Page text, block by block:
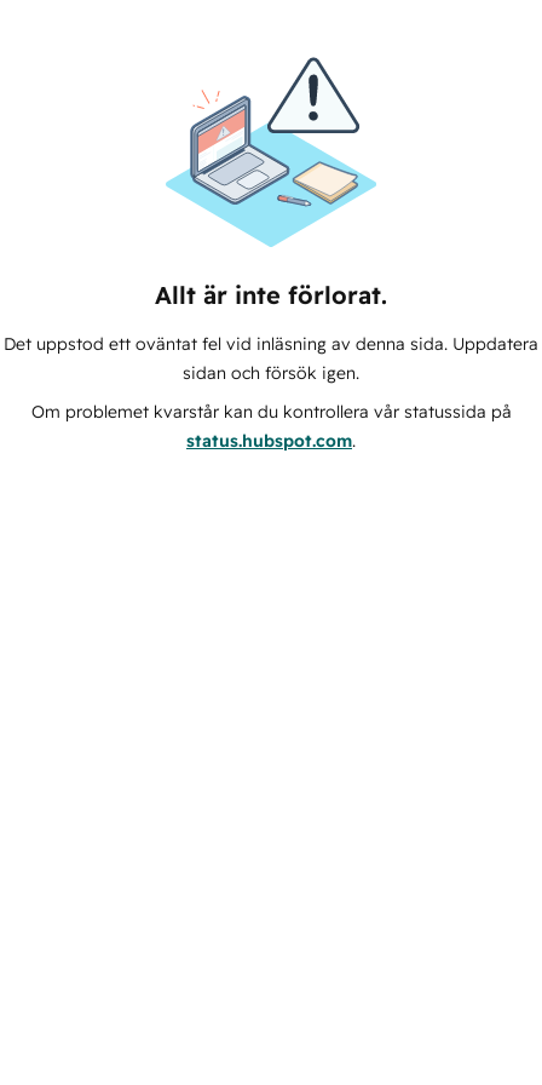
Allt är inte förlorat.
Det uppstod ett oväntat fel vid inläsning av denna sida. Uppdatera
sidan och försök igen.
Om problemet kvarstår kan du kontrollera vår statussida på
status.hubspot.com.